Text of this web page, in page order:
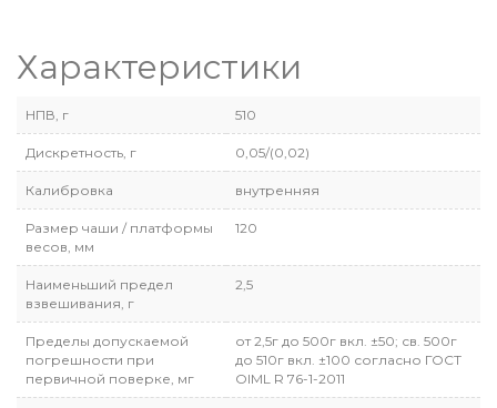
Характеристики
НПВ, г 510
Дискретность, г 0,05/(0,02)
Калибровка внутренняя
Размер чаши / платформы
весов, мм
120
Наименьший предел
взвешивания, г
2,5
Пределы допускаемой
погрешности при
первичной поверке, мг
от 2,5г до 500г вкл. ±50; св. 500г
до 510г вкл. ±100 согласно ГОСТ
OIML R 76-1-2011